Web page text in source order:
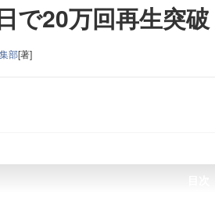
で20万回再生突破
部[著]